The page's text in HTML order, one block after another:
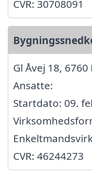
CVR: 30708091
Gl Åvej 18, 6760
Ansatte:
Startdato: 09.
CVR: 46244273